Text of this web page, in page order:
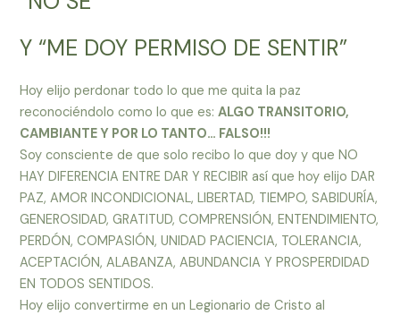
Y “ME DOY PERMISO DE SENTIR”
Hoy elijo perdonar todo lo que me quita la paz
reconociéndolo como lo que es:ALGO TRANSITORIO,
CAMBIANTE Y POR LO TANTO… FALSO!!!
Soy consciente de que solo recibo lo que doy y que NO
HAY DIFERENCIA ENTRE DAR Y RECIBIR así que hoy elijo DAR
PAZ, AMOR INCONDICIONAL, LIBERTAD, TIEMPO, SABIDURÍA,
GENEROSIDAD, GRATITUD, COMPRENSIÓN, ENTENDIMIENTO,
PERDÓN, COMPASIÓN, UNIDAD PACIENCIA, TOLERANCIA,
ACEPTACIÓN, ALABANZA, ABUNDANCIA Y PROSPERDIDAD
EN TODOS SENTIDOS.
Hoy elijo convertirme en un Legionario de Cristo al